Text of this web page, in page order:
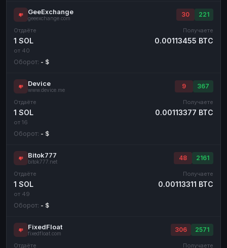
GeeExchange
geeexchange.com
30 221
Отдаёте
1 SOL
от 40
Получаете
0.00113455 BTC
Оборот: - $
Device
www.device.me
9 367
Отдаёте
1 SOL
от 16
Получаете
0.00113377 BTC
Оборот: - $
Bitok777
bitok777.net
48 2161
Отдаёте
1 SOL
от 49
Получаете
0.00113311 BTC
Оборот: - $
FixedFloat
fixedfloat.com
306 2571
Отдаёте Получаете